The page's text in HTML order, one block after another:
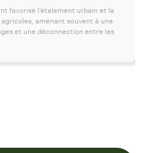
favorisé l’étalement urbain et la
amenant souvent à une
et une déconnection entre les